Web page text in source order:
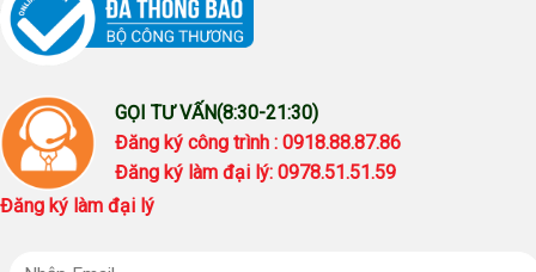
GỌI TƯ VẤN(8:30-21:30)
Đăng ký công trình : 0918.88.87.86
Đăng ký làm đại lý: 0978.51.51.59
Đăng ký làm đại lý